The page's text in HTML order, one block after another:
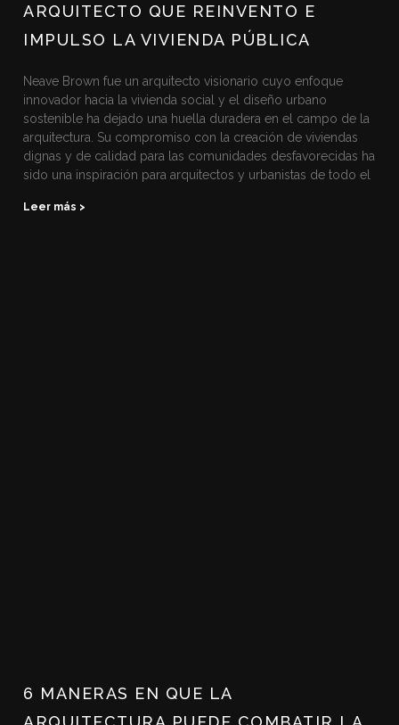
ARQUITECTO QUE REINVENTO E
IMPULSO LA VIVIENDA PÚBLICA
Neave Brown fue un arquitecto visionario cuyo enfoque
innovador hacia la vivienda social y el diseño urbano
sostenible ha dejado una huella duradera en el campo de la
arquitectura. Su compromiso con la creación de viviendas
dignas y de calidad para las comunidades desfavorecidas ha
sido una inspiración para arquitectos y urbanistas de todo el
Leer más >
6 MANERAS EN QUE LA